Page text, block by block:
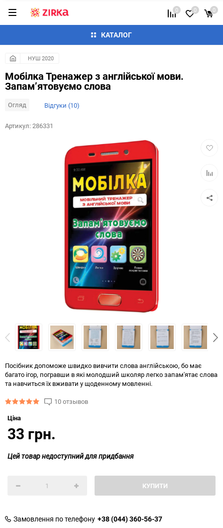
КАТАЛОГ
0 0 0
НУШ 2020
Мобілка Тренажер з англійської мови.
Запам’ятовуємо слова
Огляд Відгуки (10)
до
Артикул:286331
Посібник допоможе швидко вивчити слова англійською, бо має
багато ігор, погравши в які молодший школяр легко запам'ятає слова
та навчиться їх вживати у щоденному мовленні.
10 отзывов
Ціна
33 грн.
Цей товар недоступний для придбання
КУПИТИ
Замовлення по телефону +38 (044) 360-56-37